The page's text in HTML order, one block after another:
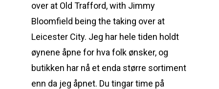
over at Old Trafford, with Jimmy
Bloomfield being the taking over at
Leicester City. Jeg har hele tiden holdt
øynene åpne for hva folk ønsker, og
butikken har nå et enda større sortiment
enn da jeg åpnet. Du tingar time på